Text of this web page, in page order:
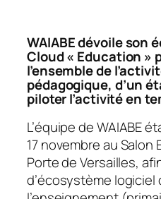
WAIABE dévoile son
Cloud « Education »
l’ensemble de
pédagogique, d’un
piloter l’activité en
L’équipe de WAIABE
17 novembre au Salon
Porte de Versailles,
d’écosystème logiciel